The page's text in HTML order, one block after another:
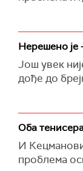
Нерешено је
Још увек
дође до
Оба
И
проблема